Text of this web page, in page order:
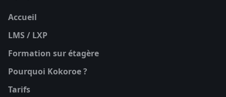
Accueil
LMS / LXP
Formation sur étagère
Pourquoi Kokoroe ?
Tarifs